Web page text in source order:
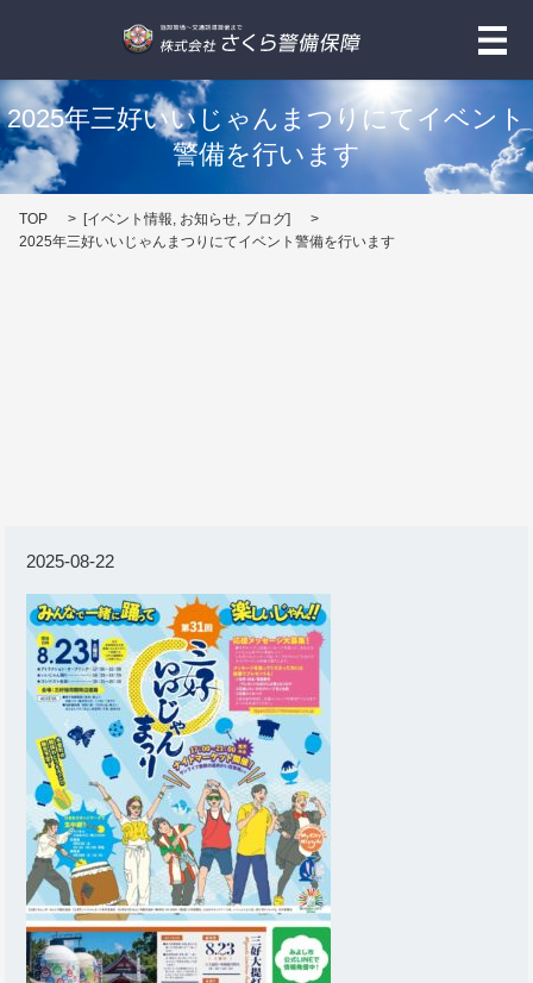
メ
2025年三好いいじゃんまつりにてイベント
警備を行います
TOP [イベント情報, お知らせ, ブログ]
2025年三好いいじゃんまつりにてイベント警備を行います
2025-08-22